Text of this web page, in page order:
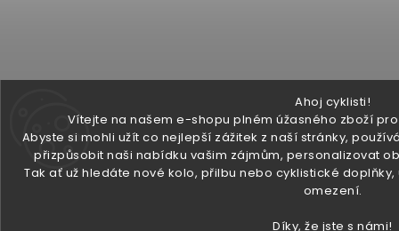
Ahoj cyklisti!
Vítejte na našem e-shopu plném úžasného zboží
Abyste si mohli užít co nejlepší zážitek z naší stránky,
přizpůsobit naši nabídku vašim zájmům, personalizovat
Tak ať už hledáte nové kolo, přilbu nebo cyklistické
omezení.
Díky, že jste s námi!